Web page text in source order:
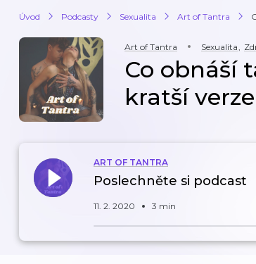
Úvod Podcasty Sexualita Art of Tantra
Art of Tantra Sexualita,
Co obnáší
kratší verze
ART OF TANTRA
Poslechněte si podcast
11. 2. 2020 3 min